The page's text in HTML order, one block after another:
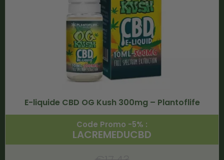
E-liquide CBD OG Kush 300mg – Plantoflife
Code Promo -5% :
LACREMEDUCBD